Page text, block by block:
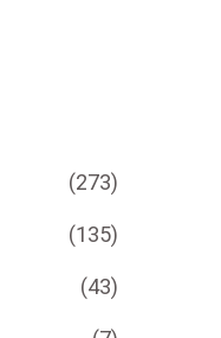
(273)
(135)
(43)